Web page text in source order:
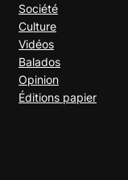
Société
Culture
Vidéos
Balados
Opinion
Éditions papier